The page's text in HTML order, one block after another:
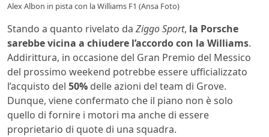
Alex Albon in pista con la Williams F1 (Ansa Foto)
Stando a quanto rivelato da Ziggo Sport, la Porsche
sarebbe vicina a chiudere l’accordo con la Williams.
Addirittura, in occasione del Gran Premio del Messico
del prossimo weekend potrebbe essere ufficializzato
l’acquisto del 50% delle azioni del team di Grove.
Dunque, viene confermato che il piano non è solo
quello di fornire i motori ma anche di essere
proprietario di quote di una squadra.